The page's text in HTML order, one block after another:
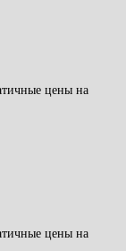
цены на
цены на